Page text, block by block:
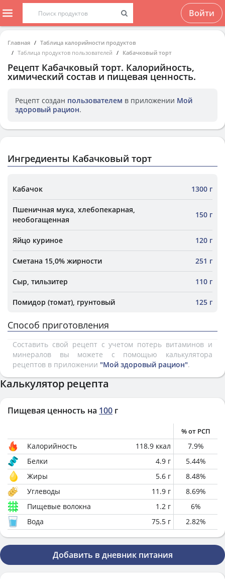
Войти
Главная
Таблица калорийности продуктов
Таблица продуктов пользователей
Кабачковый торт
Рецепт Кабачковый торт. Калорийность,
химический состав и пищевая ценность.
Рецепт создан пользователем в приложении Мой
здоровый рацион.
Ингредиенты Кабачковый торт
Кабачок 1300 г
Пшеничная мука, хлебопекарная,
необогащенная
150 г
Яйцо куриное 120 г
Сметана 15,0% жирности 251 г
Сыр, тильзитер 110 г
Помидор (томат), грунтовый 125 г
Способ приготовления
Составить свой рецепт с учетом потерь витаминов и
минералов вы можете с помощью калькулятора
рецептов в приложении "Мой здоровый рацион".
Калькулятор рецепта
Пищевая ценность на 100 г
% от РСП
Калорийность 118.9 ккал 7.9%
Белки
4.9 г 5.44%
Жиры
5.6 г 8.48%
Углеводы
11.9 г 8.69%
Пищевые волокна
1.2 г 6%
Вода
75.5 г 2.82%
Добавить в дневник питания